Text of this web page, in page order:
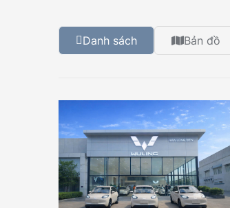
Danh sách Bản đồ